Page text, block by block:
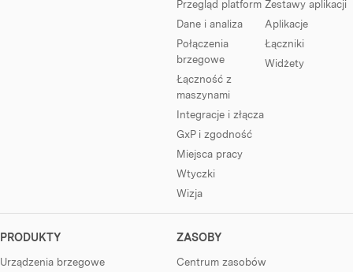
Przegląd platform
Dane i analiza
Połączenia
brzegowe
Łączność z
maszynami
Integracje i złącza
GxP i zgodność
Miejsca pracy
Wtyczki
Wizja
Zestawy aplikacji
Aplikacje
Łączniki
Widżety
PRODUKTY
Urządzenia brzegowe
ZASOBY
Centrum zasobów